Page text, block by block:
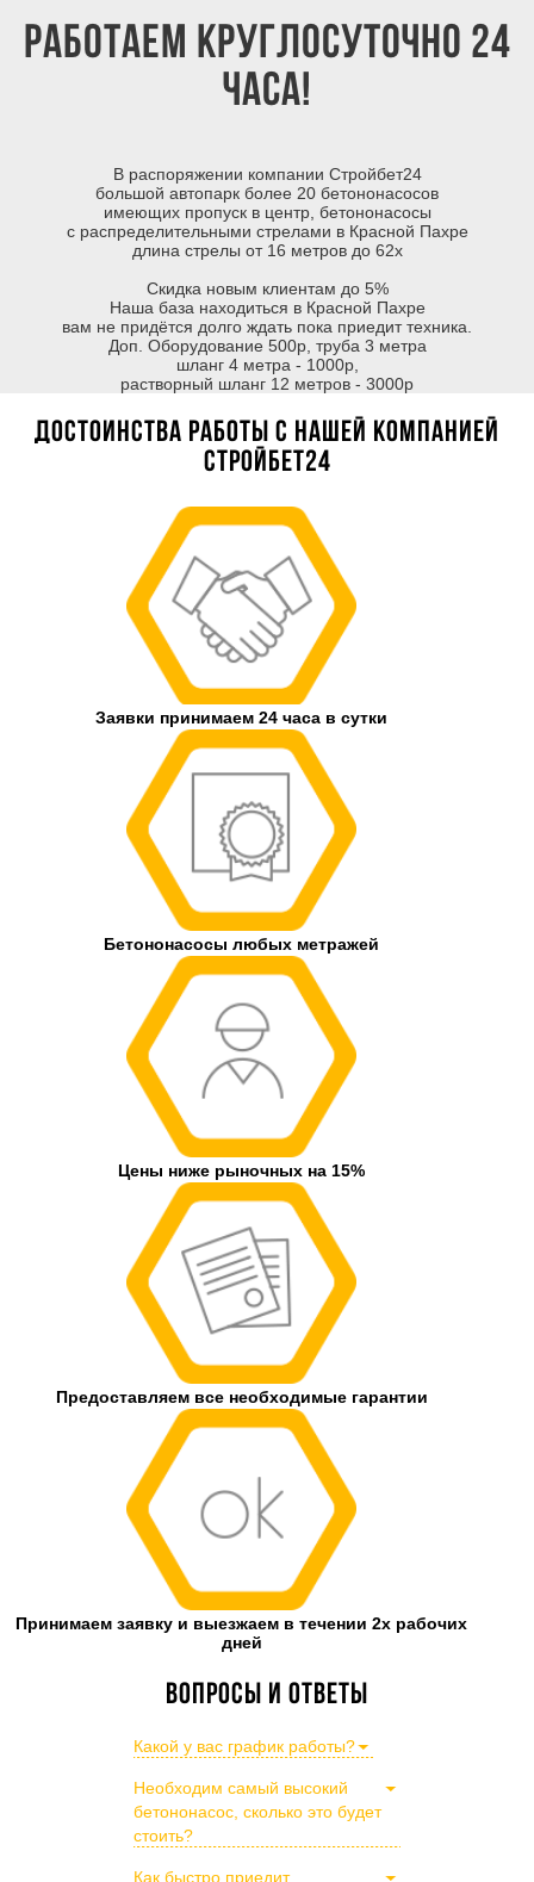
Работаем круглосуточно 24
часа!
В распоряжении компании Стройбет24
большой автопарк более 20 бетононасосов
имеющих пропуск в центр, бетононасосы
с распределительными стрелами в Красной Пахре
длина стрелы от 16 метров до 62х
Скидка новым клиентам до 5%
Наша база находиться в Красной Пахре
вам не придётся долго ждать пока приедит техника.
Доп. Оборудование 500р, труба 3 метра
шланг 4 метра - 1000р,
растворный шланг 12 метров - 3000р
Достоинства работы с нашей компанией
Стройбет24
Заявки принимаем 24 часа в сутки
Бетононасосы любых метражей
Цены ниже рыночных на 15%
Предоставляем все необходимые гарантии
Принимаем заявку и выезжаем в течении 2х рабочих
дней
Вопросы и ответы
Какой у вас график работы?
Необходим самый высокий
бетононасос, сколько это будет
стоить?
Как быстро приедит